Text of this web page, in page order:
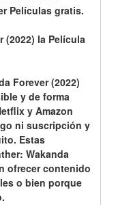
Películas gratis.
(2022) la Película
Forever (2022)
y de forma
y Amazon
ni suscripción y
Estas
Wakanda
ofrecer contenido
o bien porque